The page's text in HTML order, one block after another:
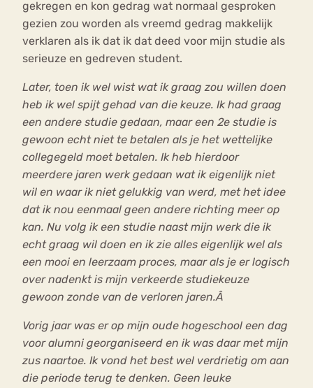
gekregen en kon gedrag wat normaal gesproken
gezien zou worden als vreemd gedrag makkelijk
verklaren als ik dat ik dat deed voor mijn studie als
serieuze en gedreven student.
Later, toen ik wel wist wat ik graag zou willen doen
heb ik wel spijt gehad van die keuze. Ik had graag
een andere studie gedaan, maar een 2e studie is
gewoon echt niet te betalen als je het wettelijke
collegegeld moet betalen. Ik heb hierdoor
meerdere jaren werk gedaan wat ik eigenlijk niet
wil en waar ik niet gelukkig van werd, met het idee
dat ik nou eenmaal geen andere richting meer op
kan. Nu volg ik een studie naast mijn werk die ik
echt graag wil doen en ik zie alles eigenlijk wel als
een mooi en leerzaam proces, maar als je er logisch
over nadenkt is mijn verkeerde studiekeuze
gewoon zonde van de verloren jaren.Â
Vorig jaar was er op mijn oude hogeschool een dag
voor alumni georganiseerd en ik was daar met mijn
zus naartoe. Ik vond het best wel verdrietig om aan
die periode terug te denken. Geen leuke